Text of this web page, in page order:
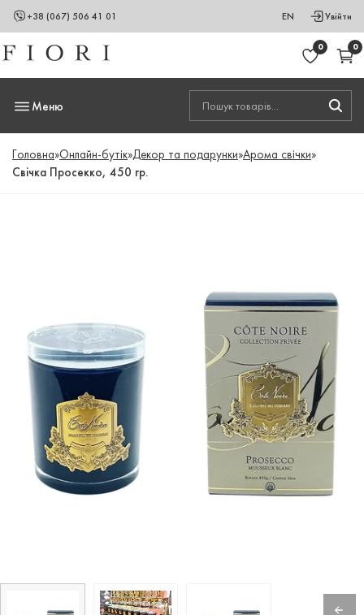
+38 (067) 506 41 01 EN Увійти
0 0
Меню
Головна»Онлайн-бутік»Декор та подарунки»Арома свічки»
Свічка Просекко, 450 гр.